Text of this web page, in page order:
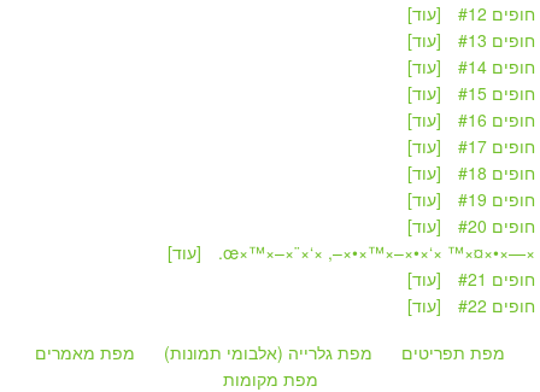
#12
[עוד]
#13
[עוד]
#14
[עוד]
#15
[עוד]
#16
[עוד]
#17
[עוד]
#18
[עוד]
#19
[עוד]
#20
[עוד]
» ×—×•×¤×™ ×‘×•×–×™×•×–,
[עוד]
#21
[עוד]
#22
[עוד]
מפת תפריטים
מפת גלרייה (אלבומי תמונות)
מפת מאמרים
מפת מקומות